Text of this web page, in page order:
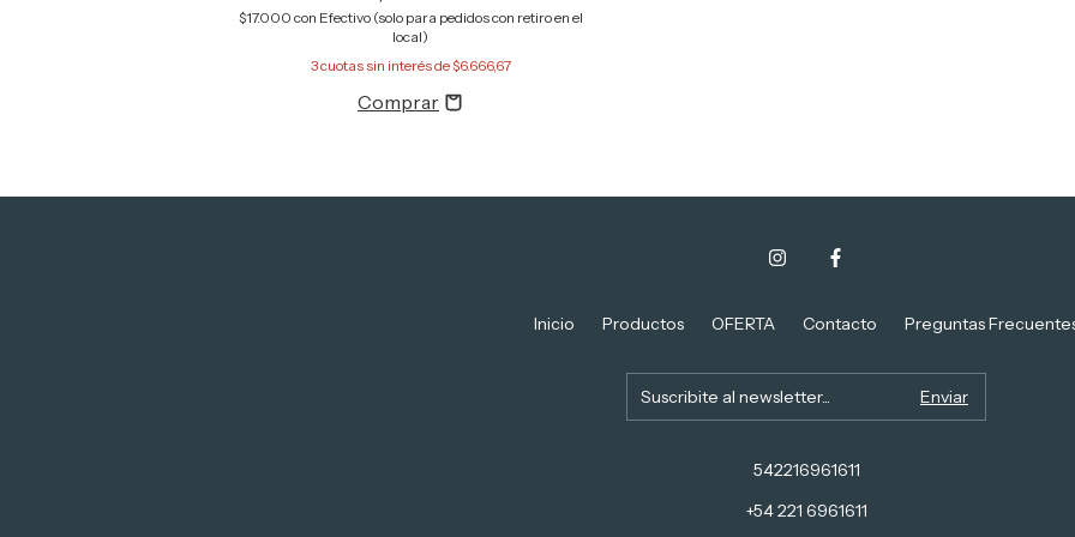
$17.000 con Efectivo (solo para pedidos con retiro en el
local)
3cuotas sin interés de$6.666,67
Inicio Productos OFERTA Contacto Preguntas
542216961611
+54 221 6961611